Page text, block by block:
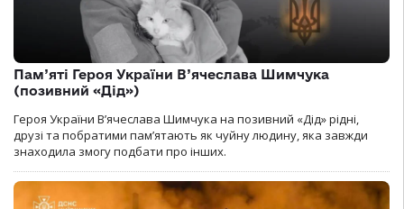
Пам’яті Героя України В’ячеслава Шимчука
(позивний «Дід»)
Героя України В’ячеслава Шимчука на позивний «Дід» рідні,
друзі та побратими пам’ятають як чуйну людину, яка завжди
знаходила змогу подбати про інших.